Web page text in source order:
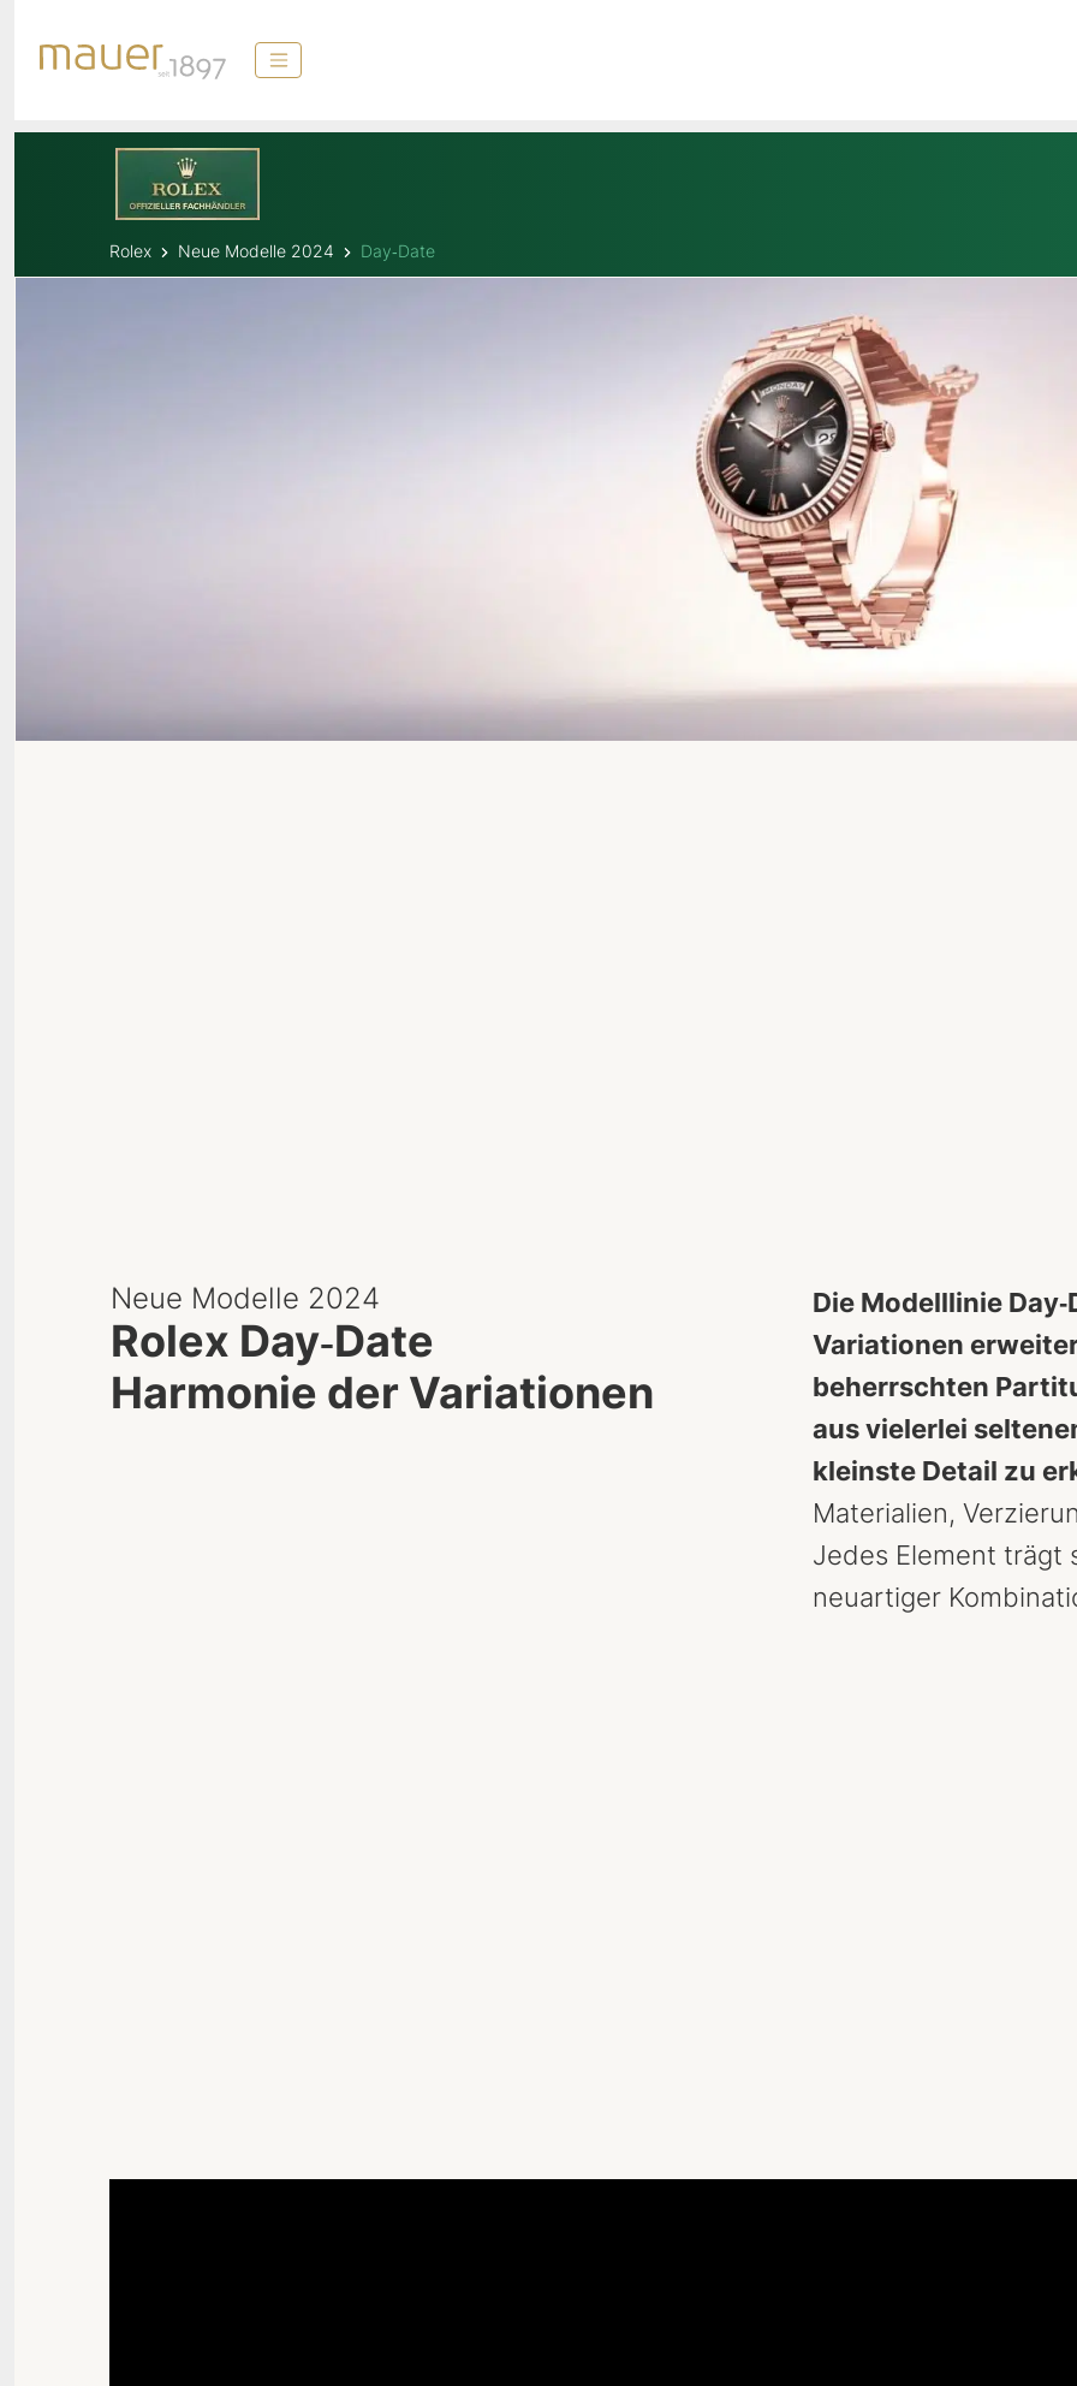
Rolex Neue Modelle 2024 Day‑Date
Neue Modelle 2024
Rolex Day‑Date
Harmonie der Variationen
Die Modelllinie
Variationen
beherrschten
aus vielerlei
kleinste Detail zu
Materialien,
Jedes Element trägt
neuartiger